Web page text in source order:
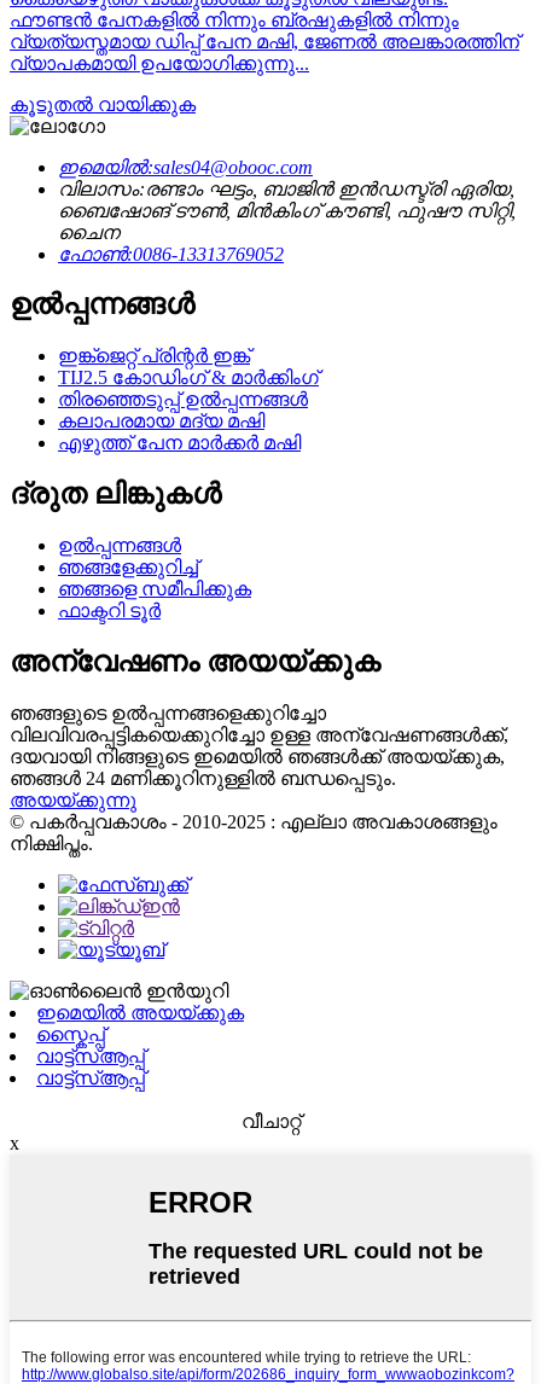
ഫൗണ്ടൻ പേനകളിൽ നിന്നും ബ്രഷുകളിൽ നിന്നും
വ്യത്യസ്തമായ ഡിപ്പ് പേന മഷി, ജേണൽ അലങ്കാരത്തിന്
വ്യാപകമായി ഉപയോഗിക്കുന്നു...
കൂടുതൽ വായിക്കുക
ഇമെയിൽ:sales04@obooc.com
വിലാസം:രണ്ടാം ഘട്ടം, ബാജിൻ ഇൻഡസ്ട്രി ഏരിയ,
ബൈഷോങ് ടൗൺ, മിൻകിംഗ് കൗണ്ടി, ഫുഷൗ സിറ്റി,
ചൈന
ഫോൺ:0086-13313769052
ഉൽപ്പന്നങ്ങൾ
ഇങ്ക്ജെറ്റ് പ്രിന്റർ ഇങ്ക്
TIJ2.5 കോഡിംഗ് & മാർക്കിംഗ്
തിരഞ്ഞെടുപ്പ് ഉൽപ്പന്നങ്ങൾ
കലാപരമായ മദ്യ മഷി
എഴുത്ത് പേന മാർക്കർ മഷി
ദ്രുത ലിങ്കുകൾ
ഉൽപ്പന്നങ്ങൾ
ഞങ്ങളേക്കുറിച്ച്
ഞങ്ങളെ സമീപിക്കുക
ഫാക്ടറി ടൂർ
അന്വേഷണം അയയ്ക്കുക
ഞങ്ങളുടെ ഉൽപ്പന്നങ്ങളെക്കുറിച്ചോ
വിലവിവരപ്പട്ടികയെക്കുറിച്ചോ ഉള്ള അന്വേഷണങ്ങൾക്ക്,
ദയവായി നിങ്ങളുടെ ഇമെയിൽ ഞങ്ങൾക്ക് അയയ്ക്കുക,
ഞങ്ങൾ 24 മണിക്കൂറിനുള്ളിൽ ബന്ധപ്പെടും.
അയയ്ക്കുന്നു
© പകർപ്പവകാശം - 2010-2025 : എല്ലാ അവകാശങ്ങളും
നിക്ഷിപ്തം.
ഇമെയിൽ അയയ്ക്കുക
സ്കൈപ്പ്
വാട്ട്‌സ്ആപ്പ്
വാട്ട്‌സ്ആപ്പ്
വീചാറ്റ്
x